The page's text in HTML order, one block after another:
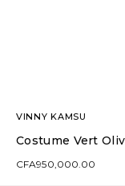
VINNY KAMSU
Costume Vert
CFA950,000.00